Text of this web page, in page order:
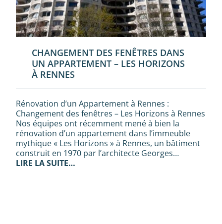
CHANGEMENT DES FENÊTRES DANS
UN APPARTEMENT – LES HORIZONS
À RENNES
Rénovation d’un Appartement à Rennes :
Changement des fenêtres – Les Horizons à Rennes
Nos équipes ont récemment mené à bien la
rénovation d’un appartement dans l’immeuble
mythique « Les Horizons » à Rennes, un bâtiment
construit en 1970 par l’architecte Georges…
LIRE LA SUITE…